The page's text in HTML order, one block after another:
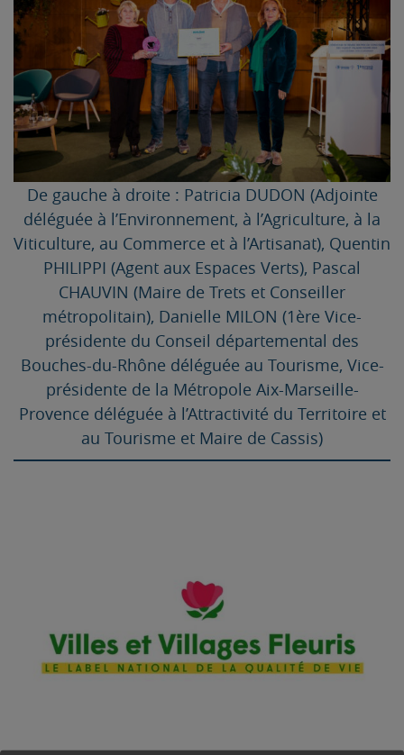
De gauche à droite : Patricia DUDON (Adjointe
déléguée à l’Environnement, à l’Agriculture, à la
Viticulture, au Commerce et à l’Artisanat), Quentin
PHILIPPI (Agent aux Espaces Verts), Pascal
CHAUVIN (Maire de Trets et Conseiller
métropolitain), Danielle MILON (1ère Vice-
présidente du Conseil départemental des
Bouches-du-Rhône déléguée au Tourisme, Vice-
présidente de la Métropole Aix-Marseille-
Provence déléguée à l’Attractivité du Territoire et
au Tourisme et Maire de Cassis)